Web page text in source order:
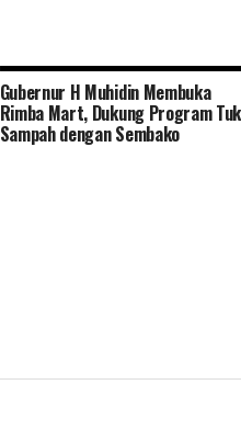
Gubernur H Muhidin Membuka
Rimba Mart, Dukung Program
Sampah dengan Sembako